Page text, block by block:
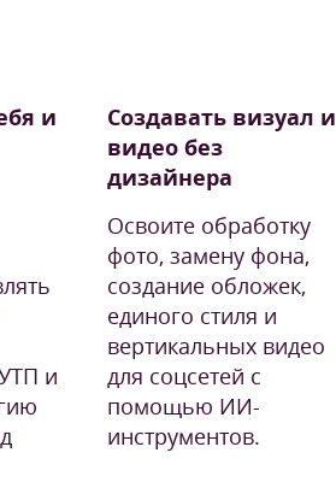
и
и
Создавать визуал и
видео без
дизайнера
Освоите обработку
фото, замену фона,
создание обложек,
единого стиля и
вертикальных видео
для соцсетей с
помощью ИИ-
инструментов.